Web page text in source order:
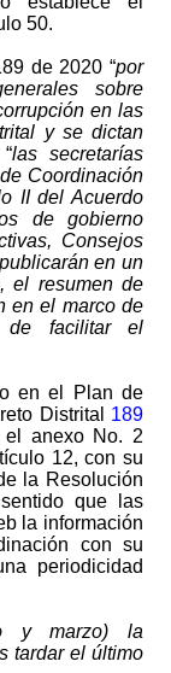
50.
de 2020 “por
sobre
en las
y se dictan
las secretarías
Coordinación
II del Acuerdo
de gobierno
Consejos
en un
el resumen de
en el marco de
de facilitar el
en el Plan de
Distrital 189
el anexo No. 2
12, con su
la Resolución
que las
la información
con su
periodicidad
y marzo) la
tardar el último